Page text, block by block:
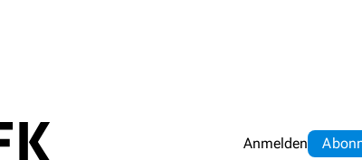
Anmelden Abo